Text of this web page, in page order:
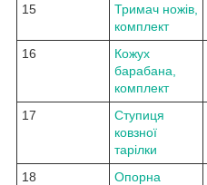
15
Тримач ножів,
комплект
16
Кожух
барабана,
комплект
17
Ступиця
ковзної
тарілки
18
Опорна